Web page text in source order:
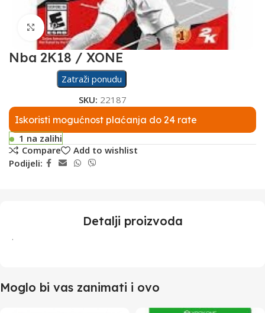
Click to enlarge
Nba 2K18 / XONE
Zatraži ponudu
SKU: 22187
Iskoristi mogućnost plaćanja do 24 rate
1 na zalihi
Compare
Add to wishlist
Podijeli:
Detalji proizvoda
.
Moglo bi vas zanimati i ovo